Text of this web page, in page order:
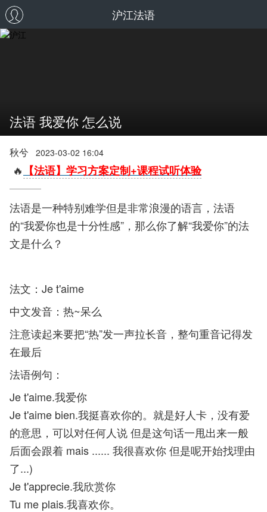
沪江法语
法语 我爱你 怎么说
秋兮 2023-03-02 16:04
🔥 【法语】学习方案定制+课程试听体验
法语是一种特别难学但是非常浪漫的语言，法语
的“我爱你也是十分性感”，那么你了解“我爱你”的法
文是什么？
法文：Je t'aime
中文发音：热~呆么
注意读起来要把“热”发一声拉长音，整句重音记得发
在最后
法语例句：
Je t'aime.我爱你
Je t'aime bien.我挺喜欢你的。就是好人卡，没有爱
的意思，可以对任何人说 但是这句话一甩出来一般
后面会跟着 mais ...... 我很喜欢你 但是呢开始找理由
了...)
Je t'apprecie.我欣赏你
Tu me plais.我喜欢你。